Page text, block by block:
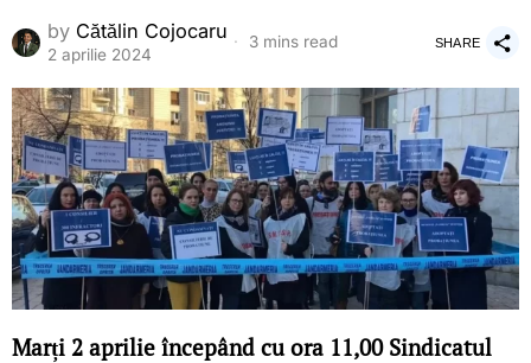
by Cătălin Cojocaru
2 aprilie 2024
3 mins read SHARE
Marți 2 aprilie începând cu ora 11,00 Sindicatul